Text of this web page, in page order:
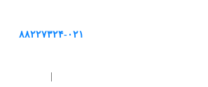
۸۸۲۲۷۳۲۴-۰۲۱